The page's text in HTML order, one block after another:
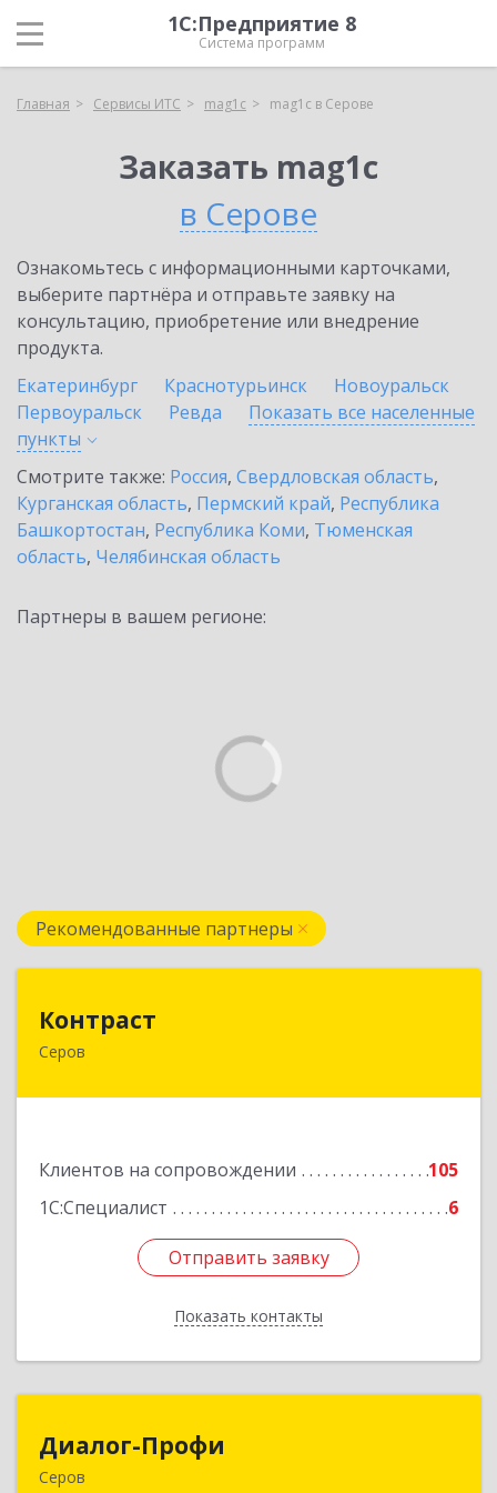
1С:Предприятие 8
Система программ
Главная Сервисы ИТС mag1c mag1c в Серове
Заказать mag1c
в Серове
Ознакомьтесь с информационными карточками,
выберите партнёра и отправьте заявку на
консультацию, приобретение или внедрение
продукта.
Екатеринбург
Краснотурьинск
Новоуральск
Первоуральск
Ревда
Показать все населенные
пункты
Смотрите также: Россия, Свердловская область,
Курганская область, Пермский край, Республика
Башкортостан, Республика Коми, Тюменская
область, Челябинская область
Партнеры в вашем регионе:
Рекомендованные партнеры
Контраст
Серов
Клиентов на сопровождении
105
1С:Специалист
6
Отправить заявку
Показать контакты
624993, Свердловская обл, Серов г, Ленина ул,
Отправить заявку
Назад
Диалог-Профи
Серов
624980, Свердловская обл, Серов г, Короленко